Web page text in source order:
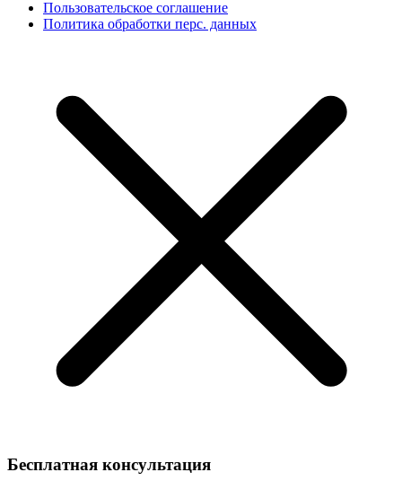
Пользовательское соглашение
Политика обработки перс. данных
Бесплатная консультация